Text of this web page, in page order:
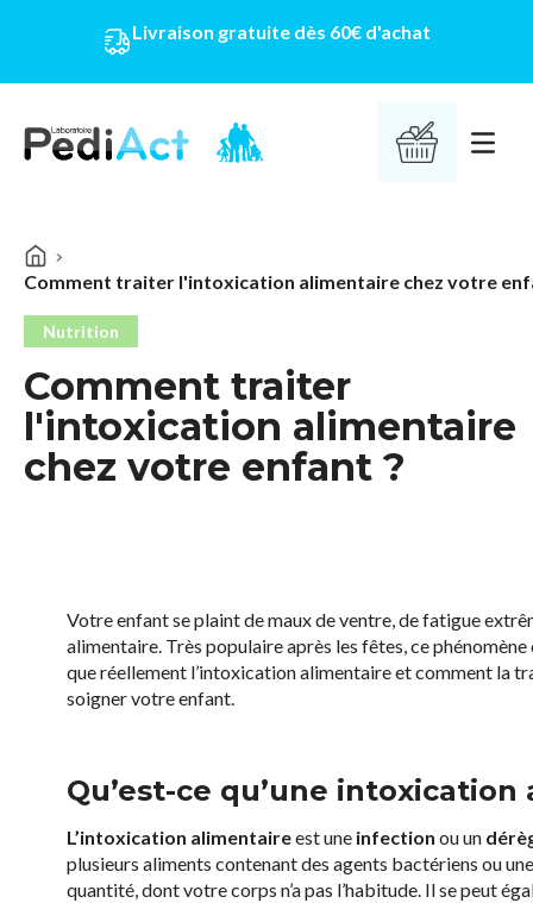
Livraison gratuite dès 60€ d'achat
Comment traiter l'intoxication alimentaire chez votre
Nutrition
Comment traiter
l'intoxication alimentaire
chez votre enfant ?
Votre enfant se plaint de maux de ventre, de fatigue
alimentaire. Très populaire après les fêtes, ce
que réellement l’intoxication alimentaire et comment la
soigner votre enfant.
Qu’est-ce qu’une
L’intoxication alimentaireest une infection ou un
plusieurs aliments contenant des agents bactériens ou
quantité, dont votre corps n’a pas l’habitude. Il se peut